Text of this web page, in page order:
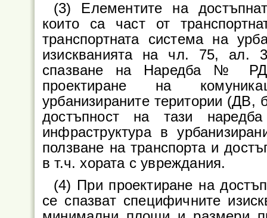
(3) Елементите на
които са част от
транспортната система на
изискванията на чл. 75, ал.
спазване на Наредба №
проектиране на
урбанизираните територии (ДВ,
достъпност на тази
инфраструктура в
ползване на транспорта и
в т.ч. хората с увреждания.
(4) При проектиране на
се спазват специфичните